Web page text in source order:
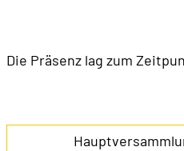
Die Präsenz lag zum